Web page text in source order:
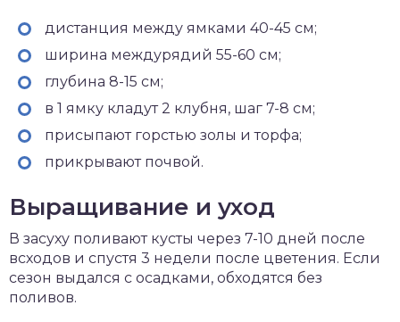
дистанция между ямками 40-45 см;
ширина междурядий 55-60 см;
глубина 8-15 см;
в 1 ямку кладут 2 клубня, шаг 7-8 см;
присыпают горстью золы и торфа;
прикрывают почвой.
Выращивание и уход
В засуху поливают кусты через 7-10 дней после
всходов и спустя 3 недели после цветения. Если
сезон выдался с осадками, обходятся без
поливов.